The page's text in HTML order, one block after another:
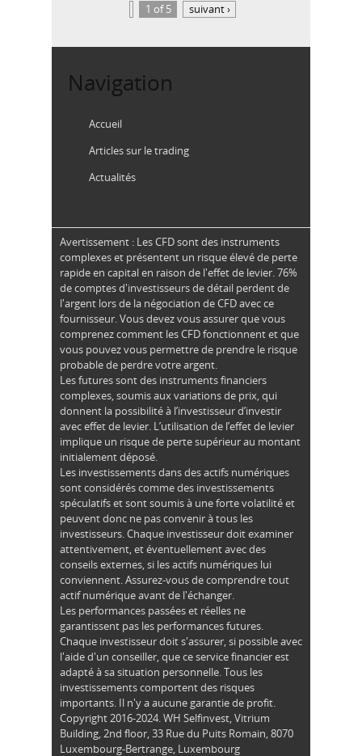
1 of 5
suivant ›
Navigation
Accueil
Articles sur le trading
Actualités
Avertissement : Les CFD sont des instruments
complexes et présentent un risque élevé de perte
rapide en capital en raison de l'effet de levier. 76%
de comptes d'investisseurs de détail perdent de
l'argent lors de la négociation de CFD avec ce
fournisseur. Vous devez vous assurer que vous
comprenez comment les CFD fonctionnent et que
vous pouvez vous permettre de prendre le risque
probable de perdre votre argent.
Les futures sont des instruments financiers
complexes, soumis aux variations de prix, qui
donnent la possibilité à l’investisseur d’investir
avec effet de levier. L’utilisation de l’effet de levier
implique un risque de perte supérieur au montant
initialement déposé.
Les investissements dans des actifs numériques
sont considérés comme des investissements
spéculatifs et sont soumis à une forte volatilité et
peuvent donc ne pas convenir à tous les
investisseurs. Chaque investisseur doit examiner
attentivement, et éventuellement avec des
conseils externes, si les actifs numériques lui
conviennent. Assurez-vous de comprendre tout
actif numérique avant de l'échanger.
Les performances passées et réelles ne
garantissent pas les performances futures.
Chaque investisseur doit s'assurer, si possible avec
l'aide d'un conseiller, que ce service financier est
adapté à sa situation personnelle. Tous les
investissements comportent des risques
importants. Il n'y a aucune garantie de profit.
Copyright 2016-2024. WH Selfinvest, Vitrium
Building, 2nd floor, 33 Rue du Puits Romain, 8070
Luxembourg-Bertrange, Luxembourg